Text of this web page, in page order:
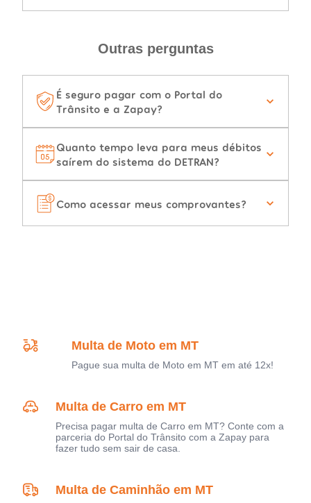
Outras perguntas
É seguro pagar com o Portal do
Trânsito e a Zapay?
Quanto tempo leva para meus débitos
saírem do sistema do DETRAN?
Como acessar meus comprovantes?
Multa de Moto em MT
Pague sua multa de Moto em MT em até 12x!
Multa de Carro em MT
Precisa pagar multa de Carro em MT? Conte com a
parceria do Portal do Trânsito com a Zapay para
fazer tudo sem sair de casa.
Multa de Caminhão em MT